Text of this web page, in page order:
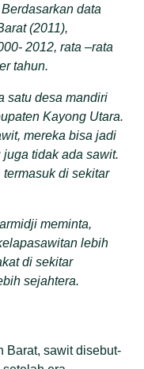
data
(2011),
2012, rata –rata
tahun.
satu desa mandiri
Kayong Utara.
mereka bisa jadi
tidak ada sawit.
di sekitar
meminta,
lebih
di sekitar
sejahtera.
Barat, sawit disebut-